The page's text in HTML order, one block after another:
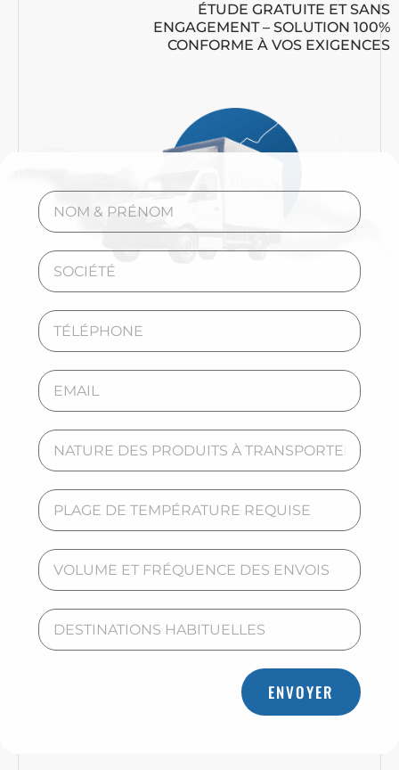
ÉTUDE GRATUITE ET SANS
ENGAGEMENT – SOLUTION 100%
CONFORME À VOS EXIGENCES
ENVOYER